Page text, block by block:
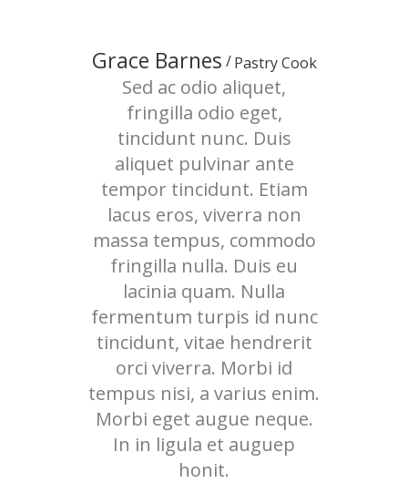
Grace Barnes Pastry Cook
Sed ac odio aliquet,
fringilla odio eget,
tincidunt nunc. Duis
aliquet pulvinar ante
tempor tincidunt. Etiam
lacus eros, viverra non
massa tempus, commodo
fringilla nulla. Duis eu
lacinia quam. Nulla
fermentum turpis id nunc
tincidunt, vitae hendrerit
orci viverra. Morbi id
tempus nisi, a varius enim.
Morbi eget augue neque.
In in ligula et auguep
honit.